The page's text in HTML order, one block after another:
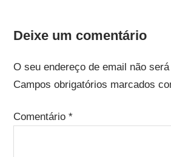
Deixe um comentário
O seu endereço de email não
Campos obrigatórios marcados
Comentário *